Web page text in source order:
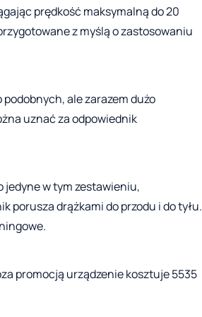
prędkość maksymalną do 20
z myślą o zastosowaniu
ale zarazem dużo
uznać za odpowiednik
jedyne w tym zestawieniu,
porusza drążkami do przodu i do tyłu.
promocją urządzenie kosztuje 5535